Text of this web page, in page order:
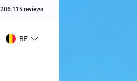
206.115 reviews
BE